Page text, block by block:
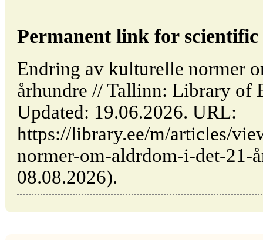
Permanent link for
Endring av kulturelle normer
århundre // Tallinn: Library of
Updated: 19.06.2026. URL:
https://library.ee/m/articles/
normer-om-aldrdom-i-det-21-
08.08.2026).